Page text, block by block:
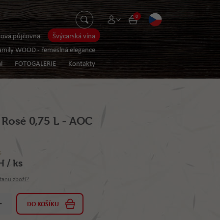
0
půjčovna
Švýcarská vína
WOOD - řemeslná elegance
FOTOGALERIE Kontakty
0,75 L - AOC
/ ks
zboží?
DO KOŠÍKU